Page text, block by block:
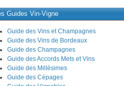
Guides Vin-Vigne
Guide des Vins et Champagnes
Guide des Vins de Bordeaux
Guide des Champagnes
Guide des Accords Mets et Vins
Guide des Millésimes
Guide des Cépages